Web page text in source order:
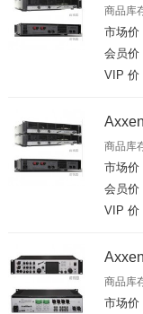
商品库
市场价
会员价
VIP 价
商品库
市场价
会员价
VIP 价
商品库
市场价